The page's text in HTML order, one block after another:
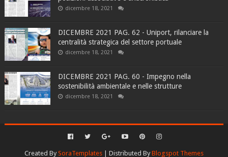
dicembre 18, 2021
DICEMBRE 2021 PAG. 62 - Uniport, rilanciare la
centralità strategica del settore portuale
dicembre 18, 2021
DICEMBRE 2021 PAG. 60 - Impegno nella
sostenibilità ambientale e nelle strutture
dicembre 18, 2021
Created By SoraTemplates| Distributed By Blogspot Themes